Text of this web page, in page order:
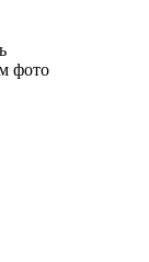
фото